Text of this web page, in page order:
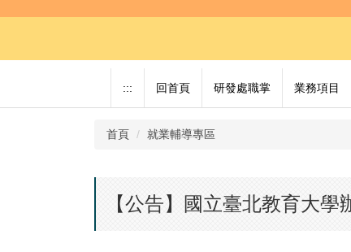
要
::: 回首頁 研發處職掌 業務項目
首頁 就業輔導專區
【公告】國立臺北教育大